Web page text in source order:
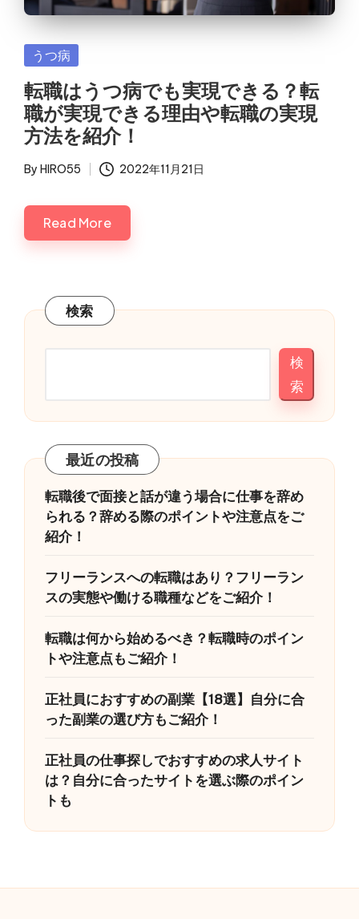
Posted
うつ病
転職はうつ病でも実現できる？転
職が実現できる理由や転職の実現
方法を紹介！
Posted
By HIRO55 2022年11月21日
Read More
検索
検
索
最近の投稿
転職後で面接と話が違う場合に仕事を辞め
られる？辞める際のポイントや注意点をご
紹介！
フリーランスへの転職はあり？フリーラン
スの実態や働ける職種などをご紹介！
転職は何から始めるべき？転職時のポイン
トや注意点もご紹介！
正社員におすすめの副業【18選】自分に合
った副業の選び方もご紹介！
正社員の仕事探しでおすすめの求人サイト
は？自分に合ったサイトを選ぶ際のポイン
トも